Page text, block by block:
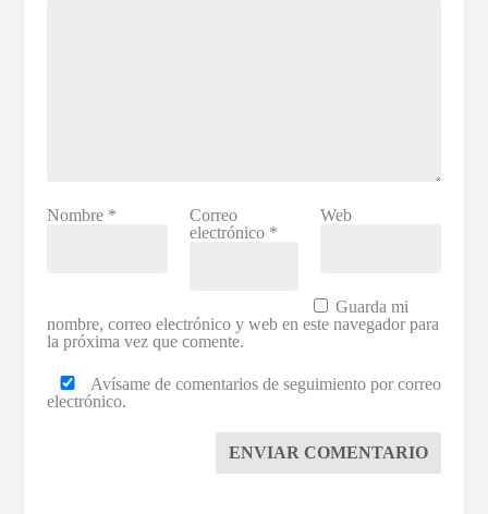
Nombre *
Correo
electrónico *
Web
Guarda mi
nombre, correo electrónico y web en este navegador para
la próxima vez que comente.
Avísame de comentarios de seguimiento por correo
electrónico.
ENVIAR COMENTARIO